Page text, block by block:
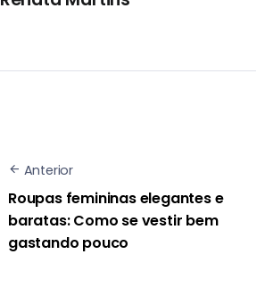
Anterior
Roupas femininas elegantes e
baratas: Como se vestir bem
gastando pouco